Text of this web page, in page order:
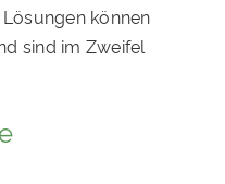
können
sind im Zweifel